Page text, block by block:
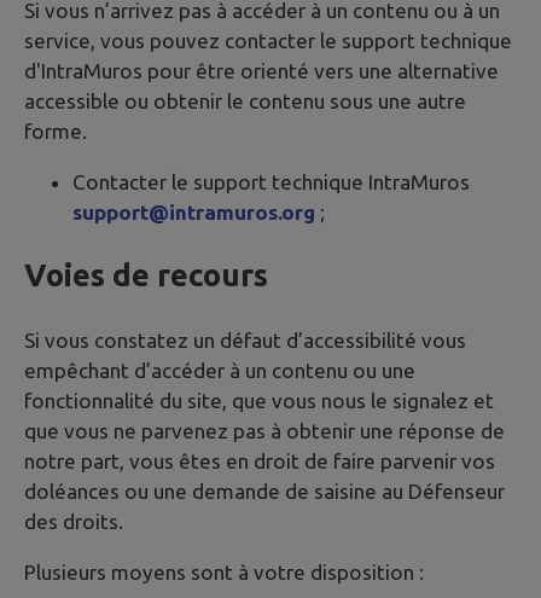
Si vous n’arrivez pas à accéder à un contenu ou à un
service, vous pouvez contacter le support technique
d'IntraMuros pour être orienté vers une alternative
accessible ou obtenir le contenu sous une autre
forme.
Contacter le support technique IntraMuros
support@intramuros.org ;
Voies de recours
Si vous constatez un défaut d’accessibilité vous
empêchant d’accéder à un contenu ou une
fonctionnalité du site, que vous nous le signalez et
que vous ne parvenez pas à obtenir une réponse de
notre part, vous êtes en droit de faire parvenir vos
doléances ou une demande de saisine au Défenseur
des droits.
Plusieurs moyens sont à votre disposition :